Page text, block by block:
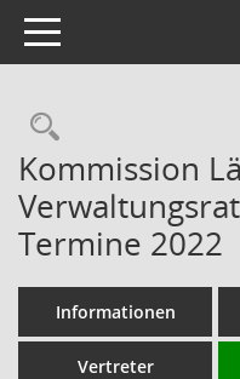
Toggle navigation
Kommission
Termine 2022
Informationen
Vertreter